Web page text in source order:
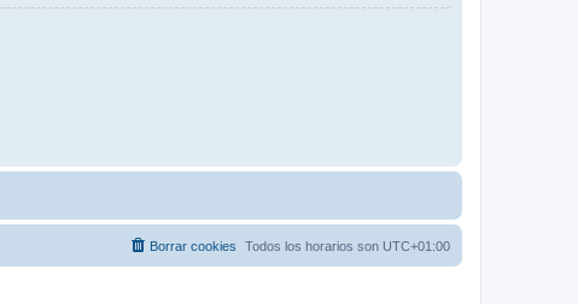
Todos los horarios son UTC+01:00
Borrar cookies